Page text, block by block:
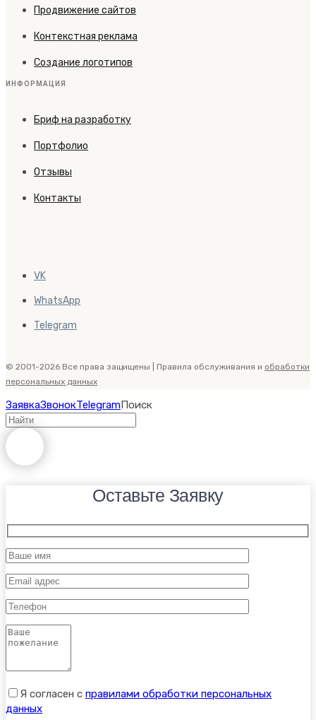
Продвижение сайтов
Контекстная реклама
Создание логотипов
ИНФОРМАЦИЯ
Бриф на разработку
Портфолио
Отзывы
Контакты
VK
WhatsApp
Telegram
© 2001-2026 Все права защищены | Правила обслуживания и обработки
персональных данных
ЗаявкаЗвонокTelegramПоиск
Оставьте Заявку
Я согласен с правилами обработки персональных
данных